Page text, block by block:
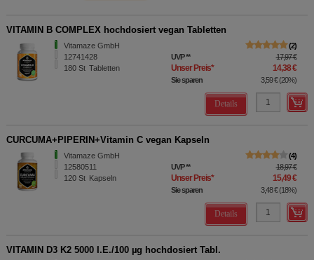
VITAMIN B COMPLEX hochdosiert vegan Tabletten
Vitamaze GmbH
12741428
180 St Tabletten
2
UVP** 17,97 €
Unser Preis* 14,38 €
Sie sparen 3,59 €(20%)
Details
CURCUMA+PIPERIN+Vitamin C vegan Kapseln
Vitamaze GmbH
12580511
120 St Kapseln
4
UVP** 18,97 €
Unser Preis* 15,49 €
Sie sparen 3,48 €(18%)
Details
VITAMIN D3 K2 5000 I.E./100 µg hochdosiert Tabl.